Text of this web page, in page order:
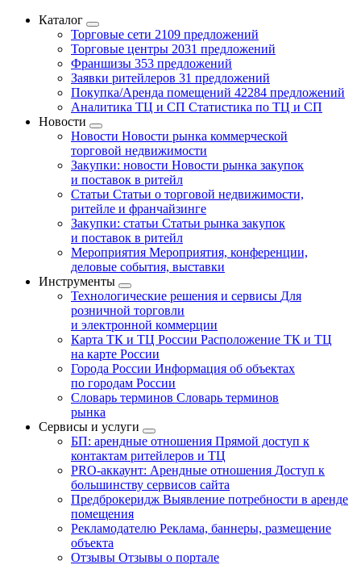
Каталог
Торговые сети 2109 предложений
Торговые центры 2031 предложений
Франшизы 353 предложений
Заявки ритейлеров 31 предложений
Покупка/Аренда помещений 42284 предложений
Аналитика ТЦ и СП Статистика по ТЦ и СП
Новости
Новости Новости рынка коммерческой
торговой недвижимости
Закупки: новости Новости рынка закупок
и поставок в ритейл
Статьи Статьи о торговой недвижимости,
ритейле и франчайзинге
Закупки: статьи Статьи рынка закупок
и поставок в ритейл
Мероприятия Мероприятия, конференции,
деловые события, выставки
Инструменты
Технологические решения и сервисы Для
розничной торговли
и электронной коммерции
Карта ТК и ТЦ России Расположение ТК и ТЦ
на карте России
Города России Информация об объектах
по городам России
Словарь терминов Словарь терминов
рынка
Сервисы и услуги
БП: арендные отношения Прямой доступ к
контактам ритейлеров и ТЦ
PRO-аккаунт: Арендные отношения Доступ к
большинству сервисов сайта
Предброкеридж Выявление потребности в аренде
помещения
Рекламодателю Реклама, баннеры, размещение
объекта
Отзывы Отзывы о портале